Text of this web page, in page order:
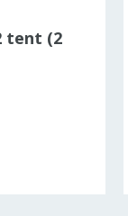
tent (2